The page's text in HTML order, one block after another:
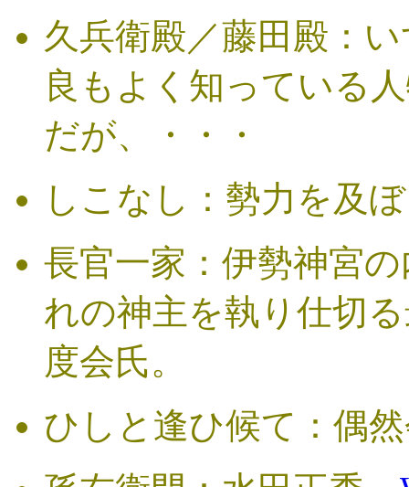
久兵衛殿／藤田殿：
良もよく知っている
だが、・・・
しこなし：勢力を及
長官一家：伊勢神宮
れの神主を執り仕切
度会氏。
ひしと逢ひ候て：偶